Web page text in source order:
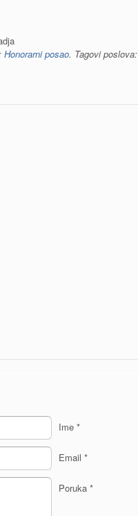
Honorarni posao. Tagovi poslova:
Ime*
Email*
Poruka*